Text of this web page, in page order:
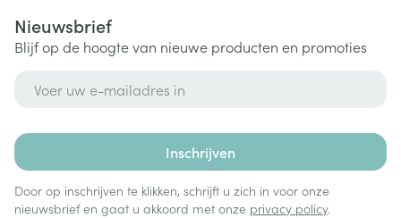
Nieuwsbrief
Blijf op de hoogte van nieuwe producten en promoties
Inschrijven
Door op inschrijven te klikken, schrijft u zich in voor onze
nieuwsbrief en gaat u akkoord met onze privacy policy.